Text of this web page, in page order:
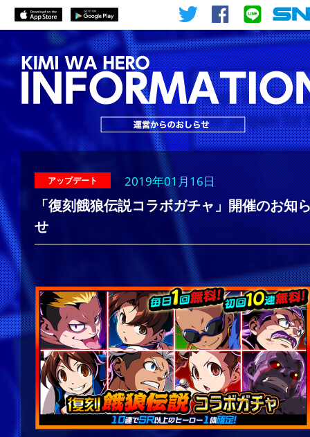
アップデート 2019年01月16日
「復刻餓狼伝説コラボガチャ」開催のお知
せ